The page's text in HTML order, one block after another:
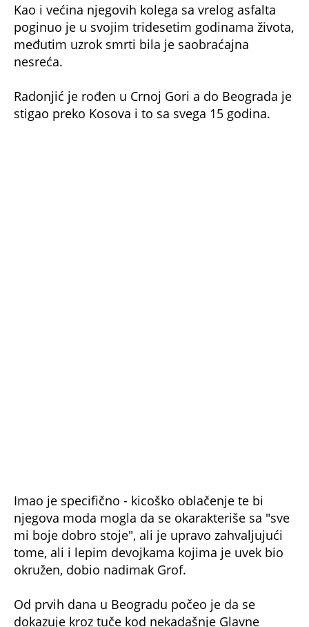
Kao i većina njegovih kolega sa vrelog asfalta
poginuo je u svojim tridesetim godinama života,
međutim uzrok smrti bila je saobraćajna
nesreća.
Radonjić je rođen u Crnoj Gori a do Beograda je
stigao preko Kosova i to sa svega 15 godina.
Imao je specifično - kicoško oblačenje te bi
njegova moda mogla da se okarakteriše sa "sve
mi boje dobro stoje", ali je upravo zahvaljujući
tome, ali i lepim devojkama kojima je uvek bio
okružen, dobio nadimak Grof.
Od prvih dana u Beogradu počeo je da se
dokazuje kroz tuče kod nekadašnje Glavne